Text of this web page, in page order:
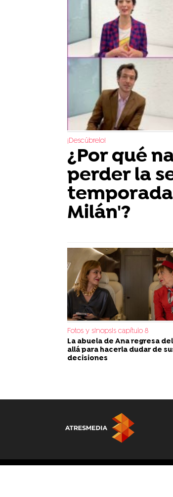
¡Descúbrelo!
¿Por qué
perder la
temporada
Milán'?
Fotos y sinopsis capítulo 8
La abuela de Ana regresa
allá para hacerla dudar de
decisiones